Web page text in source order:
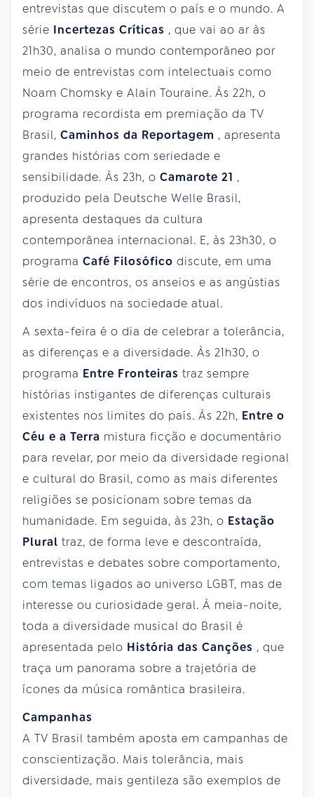
entrevistas que discutem o país e o mundo. A
série Incertezas Críticas , que vai ao ar às
21h30, analisa o mundo contemporâneo por
meio de entrevistas com intelectuais como
Noam Chomsky e Alain Touraine. Às 22h, o
programa recordista em premiação da TV
Brasil, Caminhos da Reportagem , apresenta
grandes histórias com seriedade e
sensibilidade. Às 23h, o Camarote 21 ,
produzido pela Deutsche Welle Brasil,
apresenta destaques da cultura
contemporânea internacional. E, às 23h30, o
programa Café Filosófico discute, em uma
série de encontros, os anseios e as angústias
dos indivíduos na sociedade atual.
A sexta-feira é o dia de celebrar a tolerância,
as diferenças e a diversidade. Às 21h30, o
programa Entre Fronteiras traz sempre
histórias instigantes de diferenças culturais
existentes nos limites do país. Às 22h, Entre o
Céu e a Terra mistura ficção e documentário
para revelar, por meio da diversidade regional
e cultural do Brasil, como as mais diferentes
religiões se posicionam sobre temas da
humanidade. Em seguida, às 23h, o Estação
Plural traz, de forma leve e descontraída,
entrevistas e debates sobre comportamento,
com temas ligados ao universo LGBT, mas de
interesse ou curiosidade geral. À meia-noite,
toda a diversidade musical do Brasil é
apresentada pelo História das Canções , que
traça um panorama sobre a trajetória de
ícones da música romântica brasileira.
Campanhas
A TV Brasil também aposta em campanhas de
conscientização. Mais tolerância, mais
diversidade, mais gentileza são exemplos de